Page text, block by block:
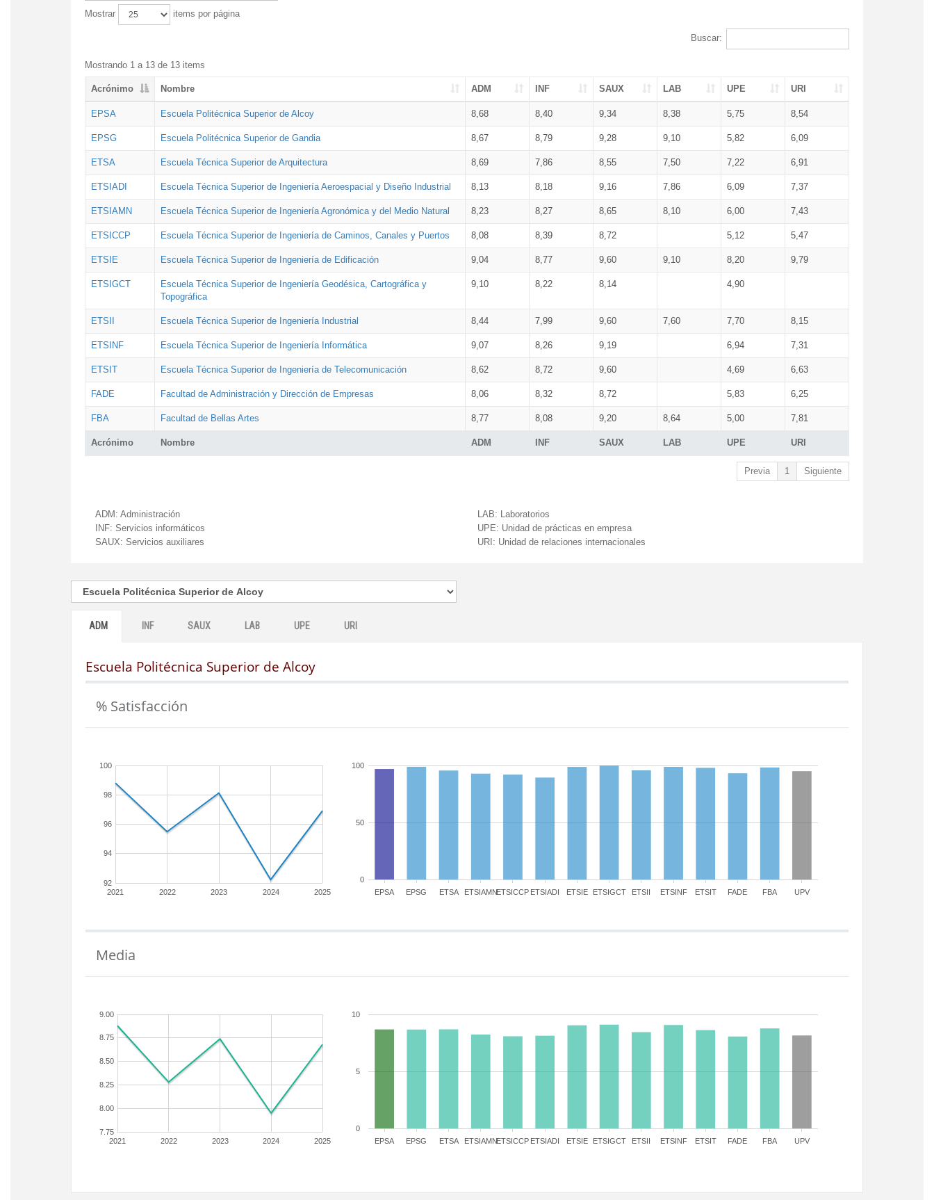
Mostrar items por página
Buscar:
Mostrando 1 a 13 de 13 items
Acrónimo Nombre ADM INF SAUX LAB UPE URI
Acrónimo Nombre ADM INF SAUX LAB UPE URI
EPSA Escuela Politécnica Superior de Alcoy 8,68 8,40 9,34 8,38 5,75 8,54
EPSG Escuela Politécnica Superior de Gandia 8,67 8,79 9,28 9,10 5,82 6,09
ETSA Escuela Técnica Superior de Arquitectura 8,69 7,86 8,55 7,50 7,22 6,91
ETSIADI Escuela Técnica Superior de Ingeniería Aeroespacial y Diseño Industrial 8,13 8,18 9,16 7,86 6,09 7,37
ETSIAMN Escuela Técnica Superior de Ingeniería Agronómica y del Medio Natural 8,23 8,27 8,65 8,10 6,00 7,43
ETSICCP Escuela Técnica Superior de Ingeniería de Caminos, Canales y Puertos 8,08 8,39 8,72 5,12 5,47
ETSIE Escuela Técnica Superior de Ingeniería de Edificación 9,04 8,77 9,60 9,10 8,20 9,79
ETSIGCT
Escuela Técnica Superior de Ingeniería Geodésica, Cartográfica y
Topográfica
9,10 8,22 8,14 4,90
ETSII Escuela Técnica Superior de Ingeniería Industrial 8,44 7,99 9,60 7,60 7,70 8,15
ETSINF Escuela Técnica Superior de Ingeniería Informática 9,07 8,26 9,19 6,94 7,31
ETSIT Escuela Técnica Superior de Ingeniería de Telecomunicación 8,62 8,72 9,60 4,69 6,63
FADE Facultad de Administración y Dirección de Empresas 8,06 8,32 8,72 5,83 6,25
FBA Facultad de Bellas Artes 8,77 8,08 9,20 8,64 5,00 7,81
Previa 1 Siguiente
ADM: Administración
INF: Servicios informáticos
SAUX: Servicios auxiliares
LAB: Laboratorios
UPE: Unidad de prácticas en empresa
URI: Unidad de relaciones internacionales
ADM INF SAUX LAB UPE URI
Escuela Politécnica Superior de Alcoy
% Satisfacción
2021 2022 2023 2024 2025
92
94
96
98
100
EPSA EPSG ETSA ETSIAMNETSICCP ETSIADI ETSIE ETSIGCT ETSII ETSINF ETSIT FADE FBA UPV
0
50
100
Media
2021 2022 2023 2024 2025
7.75
8.00
8.25
8.50
8.75
9.00
EPSA EPSG ETSA ETSIAMNETSICCP ETSIADI ETSIE ETSIGCT ETSII ETSINF ETSIT FADE FBA UPV
0
5
10